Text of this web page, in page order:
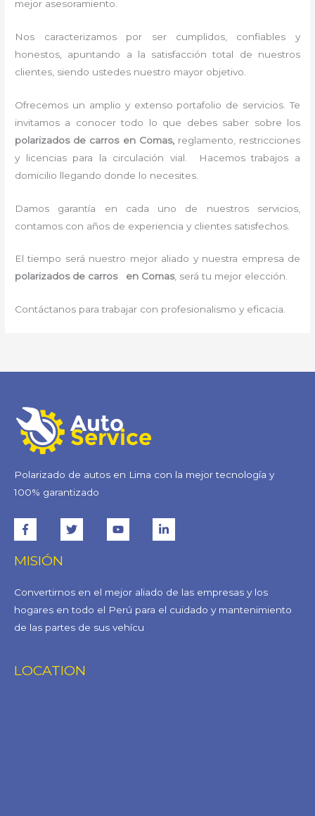
mejor asesoramiento.
Nos caracterizamos por ser cumplidos, confiables y
honestos, apuntando a la satisfacción total de nuestros
clientes, siendo ustedes nuestro mayor objetivo.
Ofrecemos un amplio y extenso portafolio de servicios. Te
invitamos a conocer todo lo que debes saber sobre los
polarizados de carros en Comas, reglamento, restricciones
y licencias para la circulación vial. Hacemos trabajos a
domicilio llegando donde lo necesites.
Damos garantía en cada uno de nuestros servicios,
contamos con años de experiencia y clientes satisfechos.
El tiempo será nuestro mejor aliado y nuestra empresa de
polarizados de carros en Comas, será tu mejor elección.
Contáctanos para trabajar con profesionalismo y eficacia.
Polarizado de autos en Lima con la mejor tecnología y
100% garantizado
MISIÓN
Convertirnos en el mejor aliado de las empresas y los
hogares en todo el Perú para el cuidado y mantenimiento
de las partes de sus vehícu
LOCATION